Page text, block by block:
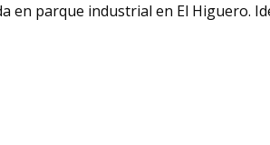
en parque industrial en El Higuero.